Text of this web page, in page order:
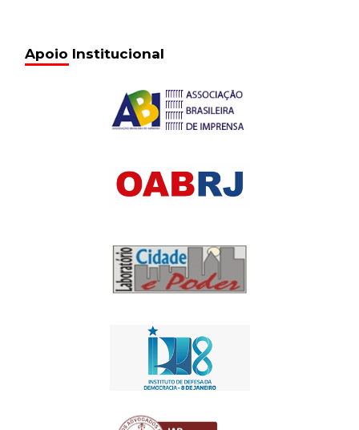
Apoio Institucional